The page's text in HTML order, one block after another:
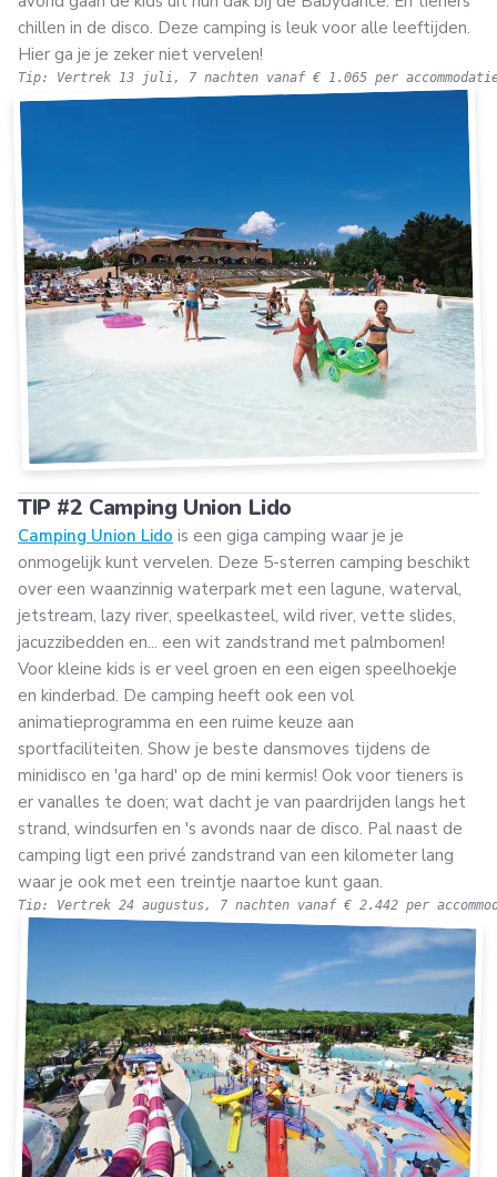
chillen in de disco. Deze camping is leuk voor alle leeftijden.
Hier ga je je zeker niet vervelen!
Tip: Vertrek 13 juli, 7 nachten vanaf € 1.065 per
TIP #2 Camping Union Lido
Camping Union Lido is een giga camping waar je je
onmogelijk kunt vervelen. Deze 5-sterren camping beschikt
over een waanzinnig waterpark met een lagune, waterval,
jetstream, lazy river, speelkasteel, wild river, vette slides,
jacuzzibedden en... een wit zandstrand met palmbomen!
Voor kleine kids is er veel groen en een eigen speelhoekje
en kinderbad. De camping heeft ook een vol
animatieprogramma en een ruime keuze aan
sportfaciliteiten. Show je beste dansmoves tijdens de
minidisco en 'ga hard' op de mini kermis! Ook voor tieners is
er vanalles te doen; wat dacht je van paardrijden langs het
strand, windsurfen en 's avonds naar de disco. Pal naast de
camping ligt een privé zandstrand van een kilometer lang
waar je ook met een treintje naartoe kunt gaan.
Tip: Vertrek 24 augustus, 7 nachten vanaf € 2.442 per